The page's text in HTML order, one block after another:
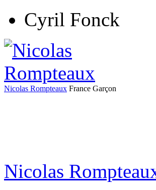
Cyril Fonck
Nicolas Rompteaux France Garçon
Nicolas